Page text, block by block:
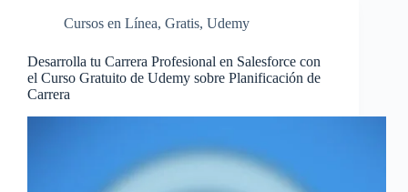
Cursos en Línea, Gratis, Udemy
Desarrolla tu Carrera Profesional en Salesforce con
el Curso Gratuito de Udemy sobre Planificación de
Carrera